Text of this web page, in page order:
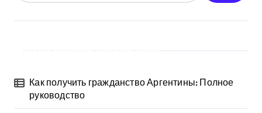
Как получить гражданство Аргентины: Полное
руководство